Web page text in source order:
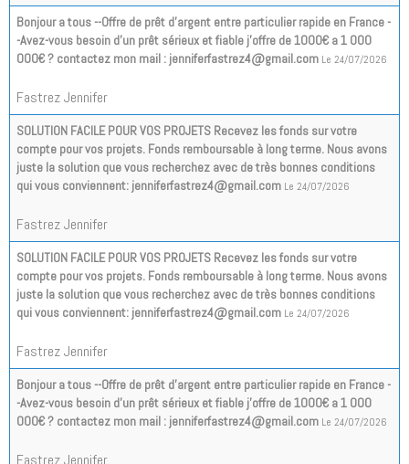
Bonjour a tous --Offre de prêt d'argent entre particulier rapide en France -
-Avez-vous besoin d'un prêt sérieux et fiable j'offre de 1000€ a 1 000
000€ ? contactez mon mail : jenniferfastrez4@gmail.com Le 24/07/2026
Fastrez Jennifer
SOLUTION FACILE POUR VOS PROJETS Recevez les fonds sur votre
compte pour vos projets. Fonds remboursable à long terme. Nous avons
juste la solution que vous recherchez avec de très bonnes conditions
qui vous conviennent: jenniferfastrez4@gmail.com Le 24/07/2026
Fastrez Jennifer
SOLUTION FACILE POUR VOS PROJETS Recevez les fonds sur votre
compte pour vos projets. Fonds remboursable à long terme. Nous avons
juste la solution que vous recherchez avec de très bonnes conditions
qui vous conviennent: jenniferfastrez4@gmail.com Le 24/07/2026
Fastrez Jennifer
Bonjour a tous --Offre de prêt d'argent entre particulier rapide en France -
-Avez-vous besoin d'un prêt sérieux et fiable j'offre de 1000€ a 1 000
000€ ? contactez mon mail : jenniferfastrez4@gmail.com Le 24/07/2026